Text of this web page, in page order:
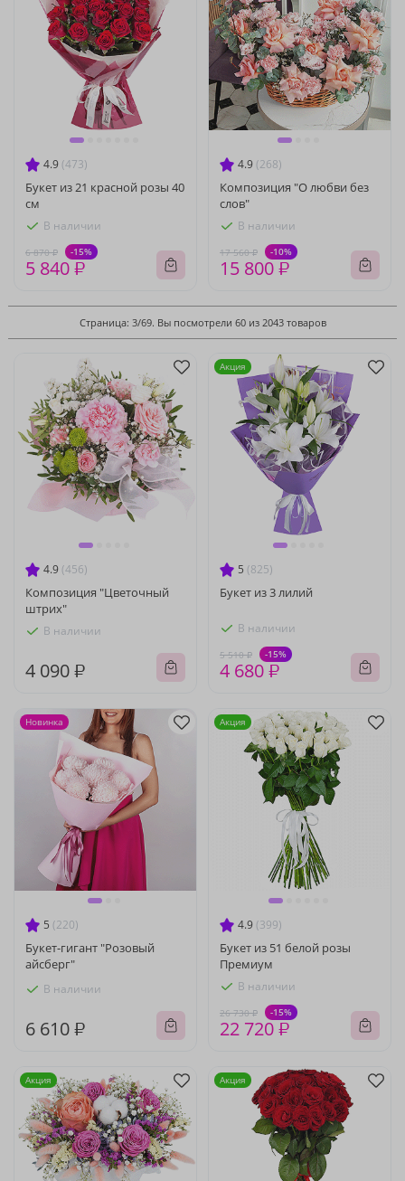
4.9 (473)
Букет из 21 красной розы 40
см
В наличии
6 870 ₽ -15%
5 840 ₽
4.9 (268)
Композиция "О любви без
слов"
В наличии
17 560 ₽ -10%
15 800 ₽
Страница: 3/69. Вы посмотрели 60 из 2043 товаров
4.9 (456)
Композиция "Цветочный
штрих"
В наличии
4 090 ₽
5 (825)
Букет из 3 лилий
В наличии
5 510 ₽ -15%
4 680 ₽
Акция
5 (220)
Букет-гигант "Розовый
айсберг"
В наличии
6 610 ₽
Новинка
4.9 (399)
Букет из 51 белой розы
Премиум
В наличии
26 730 ₽ -15%
22 720 ₽
Акция
Акция Акция